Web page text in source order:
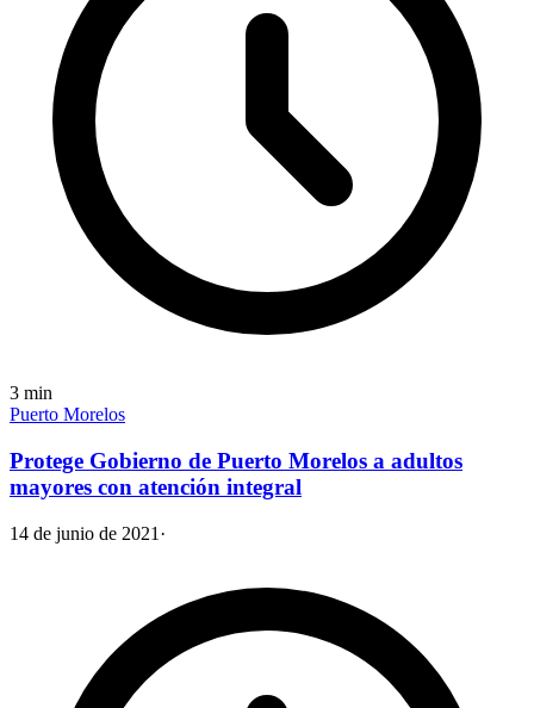
3 min
Puerto Morelos
Protege Gobierno de Puerto Morelos a adultos
mayores con atención integral
14 de junio de 2021 ·